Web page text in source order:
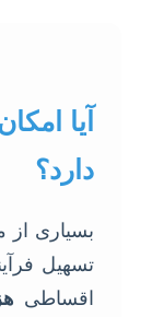
آیا
دارد؟
بسیاری از
تسهیل
اقساطی